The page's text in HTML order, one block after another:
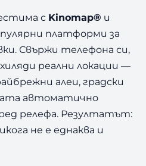
с Kinomap® и
платформи за
Свържи телефона си,
реални локации —
алеи, градски
автоматично
релефа. Резултатът:
не е еднаква и